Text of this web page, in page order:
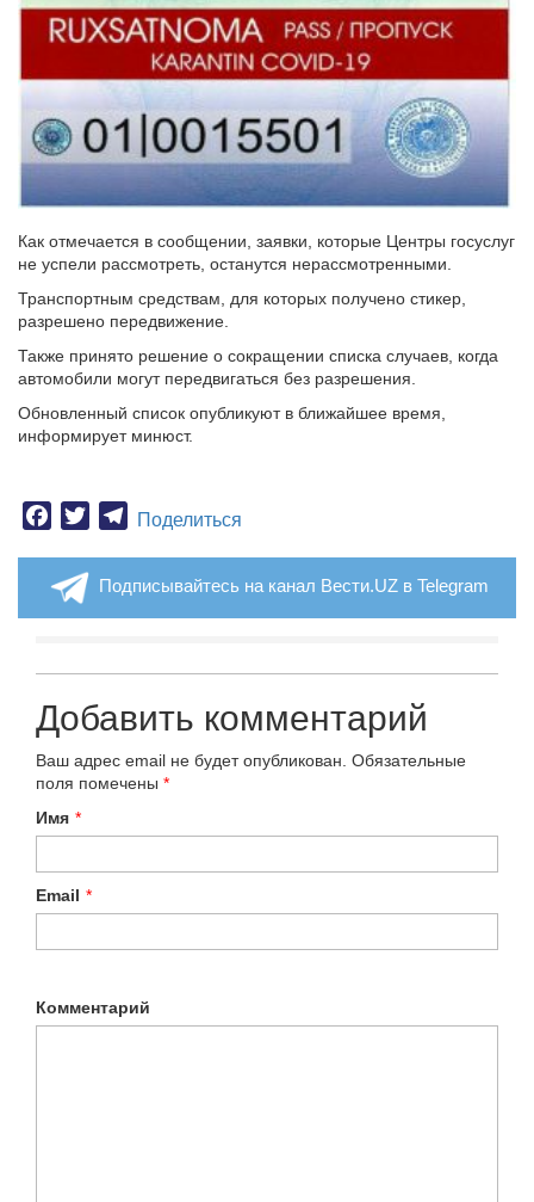
Как отмечается в сообщении, заявки, которые Центры госуслуг
не успели рассмотреть, останутся нерассмотренными.
Транспортным средствам, для которых получено стикер,
разрешено передвижение.
Также принято решение о сокращении списка случаев, когда
автомобили могут передвигаться без разрешения.
Обновленный список опубликуют в ближайшее время,
информирует минюст.
Facebook
TwitterTelegram
Поделиться
Подписывайтесь на канал Вести.UZ в Telegram
Добавить комментарий
Ваш адрес email не будет опубликован. Обязательные
поля помечены *
Имя *
Email *
Комментарий